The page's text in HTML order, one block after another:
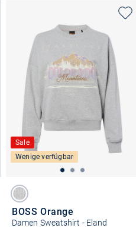
Sale
Wenige verfügbar
BOSS Orange
Damen Sweatshirt - Eland